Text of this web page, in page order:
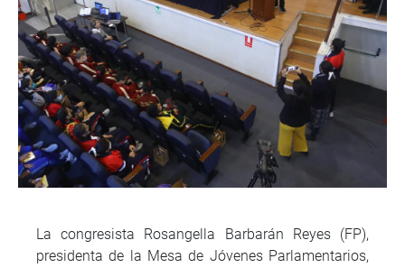
La congresista Rosangella Barbarán Reyes (FP),
presidenta de la Mesa de Jóvenes Parlamentarios,